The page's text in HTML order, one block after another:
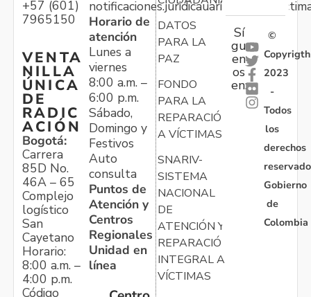
+57 (601)
7965150
VENTA
NILLA
ÚNICA
DE
RADIC
ACIÓN
Bogotá:
Carrera
85D No.
46A – 65
Complejo
logístico
San
Cayetano
Horario:
8:00 a.m. –
4:00 p.m.
Código
Horario de
atención
Lunes a
viernes
8:00 a.m. –
6:00 p.m.
Sábado,
Domingo y
Festivos
Auto
consulta
Puntos de
Atención y
Centros
Regionales
Unidad en
línea
DATOS
PARA LA
PAZ
FONDO
PARA LA
REPARACIÓN
A VÍCTIMAS
SNARIV-
SISTEMA
NACIONAL
DE
ATENCIÓN Y
REPARACIÓN
INTEGRAL A
VÍCTIMAS
Sí
gu
en
os
en:
©
Copyrigth
2023
-
Todos
los
derechos
Gobierno
de
Colombia